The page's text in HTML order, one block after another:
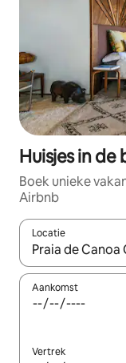
Huisjes in de
Boek unieke
Airbnb
Locatie
Wanneer er
Aankomst
Vertrek